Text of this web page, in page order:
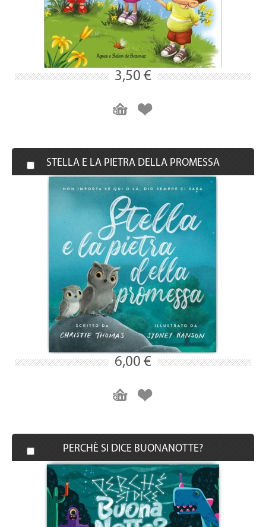
3,50 €
STELLA E LA PIETRA DELLA PROMESSA
6,00 €
PERCHÈ SI DICE BUONANOTTE?